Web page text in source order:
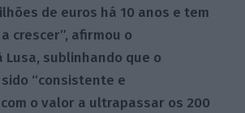
de euros há 10 anos e tem
crescer”, afirmou o
Lusa, sublinhando que o
“consistente e
o valor a ultrapassar os 200